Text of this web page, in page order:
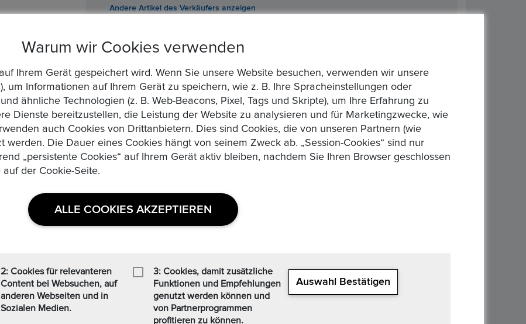
Andere Artikel des Verkäufers anzeigen
Produktdetails
oder Garantie
Ähnliche Produkte
Warum wir Cookies verwenden
Ihrem Gerät gespeichert wird. Wenn Sie unsere Website besuchen, verwenden wir unsere
um Informationen auf Ihrem Gerät zu speichern, wie z. B. Ihre Spracheinstellungen oder
ähnliche Technologien (z. B. Web-Beacons, Pixel, Tags und Skripte), um Ihre Erfahrung zu
Dienste bereitzustellen, die Leistung der Website zu analysieren und für Marketingzwecke, wie
auch Cookies von Drittanbietern. Dies sind Cookies, die von unseren Partnern (wie
werden. Die Dauer eines Cookies hängt von seinem Zweck ab. „Session-Cookies“ sind nur
„persistente Cookies“ auf Ihrem Gerät aktiv bleiben, nachdem Sie Ihren Browser geschlossen
der Cookie-Seite.
ALLE COOKIES AKZEPTIEREN
2: Cookies für relevanteren
Content bei Websuchen, auf
anderen Webseiten und in
Sozialen Medien.
3: Cookies, damit zusätzliche
Funktionen und Empfehlungen
genutzt werden können und
von Partnerprogrammen
profitieren zu können.
Auswahl Bestätigen